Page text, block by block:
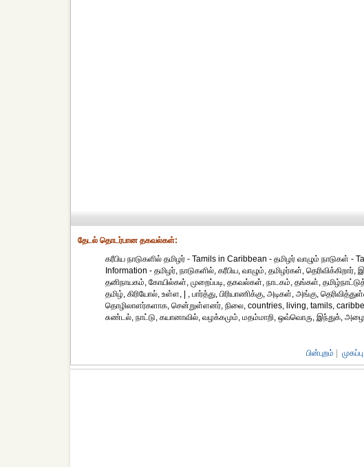
தேட‌ல் தொட‌ர்பான தகவ‌ல்க‌ள்:
கரீபிய நாடுகளில் தமிழர் - Tamils in Caribbean - தமிழர் வாழும் நாடுகள்
Information - தமிழர், நாடுகளில், கரீபிய, வாழும், தமிழர்கள்,
தனிநாயகம், கோயில்கள், முறைப்படி, தகவல்கள், நாடகம், தங்கள்,
தமிழ், கிரியோல், உள்ள, | , பார்த்து, பிரியாணிக்கு, அடிகள், அங்கு,
தொழிலாளர்களாக, சென்றுள்ளனர், நிலை, countries, living, tamils,
சுண்டல், நாட்டு, கயானாவில், வழக்கமும், மதம்மாறி, ஒவ்வொரு, இந்துக்,
பின்புறம் முகப்பு